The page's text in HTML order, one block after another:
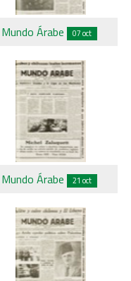
Mundo Árabe 07 oct
Mundo Árabe 21 oct